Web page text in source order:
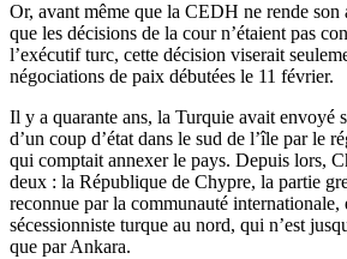
Or, avant même que la CEDH ne rende son
que les décisions de la cour n’étaient pas
l’exécutif turc, cette décision viserait
négociations de paix débutées le 11 février.
Il y a quarante ans, la Turquie avait envoyé
d’un coup d’état dans le sud de l’île par le
qui comptait annexer le pays. Depuis lors,
deux : la République de Chypre, la partie
reconnue par la communauté internationale,
sécessionniste turque au nord, qui n’est
que par Ankara.